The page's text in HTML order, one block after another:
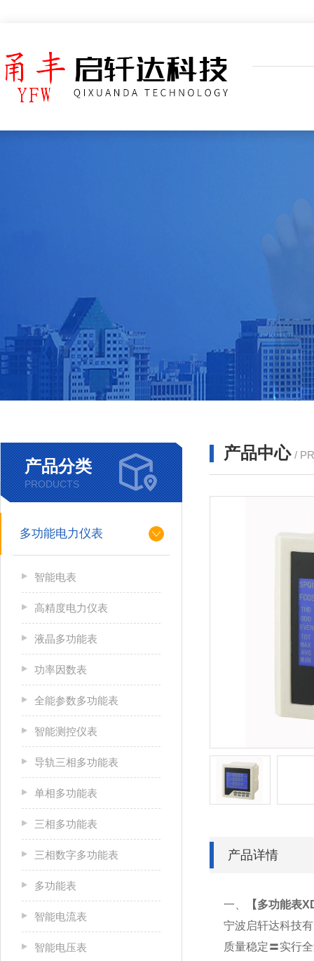
产品分类
PRODUCTS
多功能电力仪表
智能电表
高精度电力仪表
液晶多功能表
功率因数表
全能参数多功能表
智能测控仪表
导轨三相多功能表
单相多功能表
三相多功能表
三相数字多功能表
多功能表
智能电流表
智能电压表
产品中心 /
产品详情
一、 【多功能表
宁波启轩达科技
质量稳定〓实行